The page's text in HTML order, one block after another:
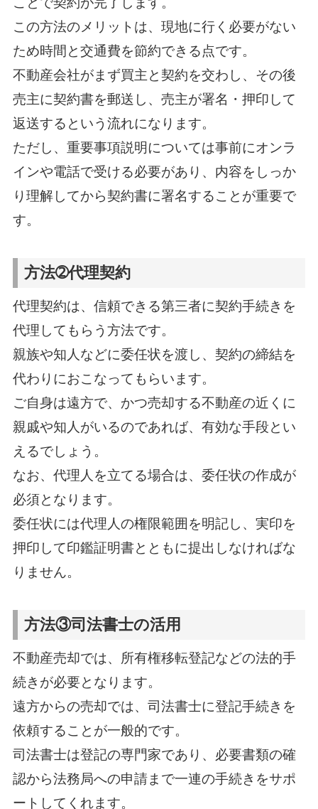
この方法のメリットは、現地に行く必要がない
ため時間と交通費を節約できる点です。
不動産会社がまず買主と契約を交わし、その後
売主に契約書を郵送し、売主が署名・押印して
返送するという流れになります。
ただし、重要事項説明については事前にオンラ
インや電話で受ける必要があり、内容をしっか
り理解してから契約書に署名することが重要で
す。
方法➁代理契約
代理契約は、信頼できる第三者に契約手続きを
代理してもらう方法です。
親族や知人などに委任状を渡し、契約の締結を
代わりにおこなってもらいます。
ご自身は遠方で、かつ売却する不動産の近くに
親戚や知人がいるのであれば、有効な手段とい
えるでしょう。
なお、代理人を立てる場合は、委任状の作成が
必須となります。
委任状には代理人の権限範囲を明記し、実印を
押印して印鑑証明書とともに提出しなければな
りません。
方法③司法書士の活用
不動産売却では、所有権移転登記などの法的手
続きが必要となります。
遠方からの売却では、司法書士に登記手続きを
依頼することが一般的です。
司法書士は登記の専門家であり、必要書類の確
認から法務局への申請まで一連の手続きをサポ
ートしてくれます。